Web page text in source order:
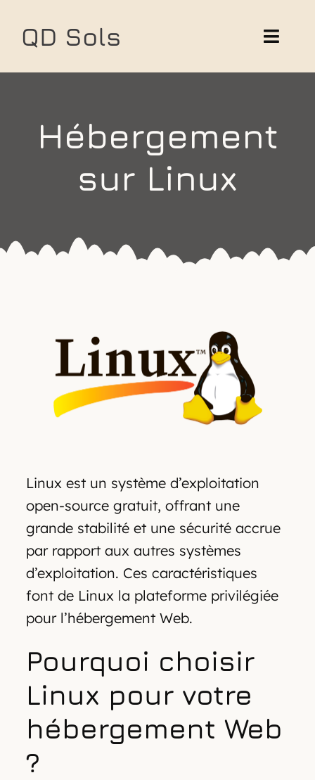
contentQD Sols
Réalisations
Hébergement
sur Linux
Linux est un système d’exploitation
open-source gratuit, offrant une
grande stabilité et une sécurité accrue
par rapport aux autres systèmes
d’exploitation. Ces caractéristiques
font de Linux la plateforme privilégiée
pour l’hébergement Web.
Pourquoi choisir
Linux pour votre
hébergement Web
?